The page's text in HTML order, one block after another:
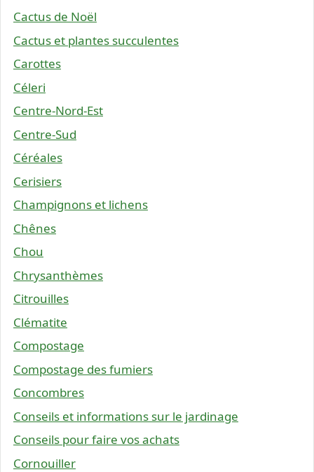
Cactus de Noël
Cactus et plantes succulentes
Carottes
Céleri
Centre-Nord-Est
Centre-Sud
Céréales
Cerisiers
Champignons et lichens
Chênes
Chou
Chrysanthèmes
Citrouilles
Clématite
Compostage
Compostage des fumiers
Concombres
Conseils et informations sur le jardinage
Conseils pour faire vos achats
Cornouiller